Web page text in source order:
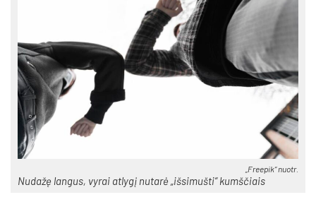
„Free­pik“ nuo­tr.
Nu­da­žę lan­gus, vy­rai at­ly­gį nu­ta­rė „iš­si­muš­ti“ kumš­čiais